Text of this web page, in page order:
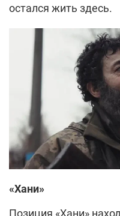
остался жить здесь.
«Хани»